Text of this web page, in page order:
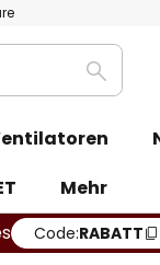
Suche
Mehr
Code:RABATT